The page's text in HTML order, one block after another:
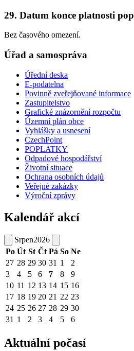
29. Datum konce platnosti
Bez časového omezení.
Úřad a samospráva
Úřední deska
E-podatelna
Povinně zveřejňované informace
Zastupitelstvo
Grafické znázornění rozpočtu
Územní plán obce
Vyhlášky a usnesení
CzechPoint
POPLATKY
Odpadové hospodářství
Životní situace
Ochrana osobních údajů
Veřejné zakázky
Výroční zprávy
Kalendář akcí
Srpen2026
Po Út St Čt Pá So Ne
27 28 29 30 31 1
2
3
4 5 6 7 8
9
10 11 12 13 14 15 16
17 18 19 20 21 22 23
24 25 26 27 28 29 30
31 1 2 3 4 5 6
Aktuální počasí